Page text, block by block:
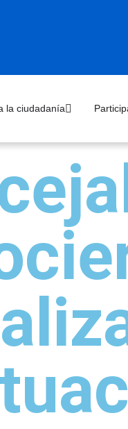
la ciudadanía